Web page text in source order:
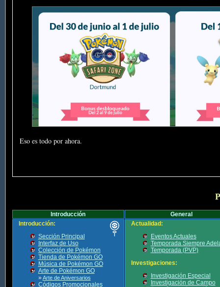
Eso es todo por ahora.
Introducción
General
Introducción:
Sección Principal
Interfaz de Uso
Colección de Pokémon
Tienda de Pokémon GO
Música de Pokémon GO
Arte de Pokémon GO
» Arte de Aniversarios
Códigos Promocionales
Actualidad:
Eventos Actuales
Temporada Siempre
Temporada (PVP)
Investigaciones:
Investigación Especial
Investigación de Campo